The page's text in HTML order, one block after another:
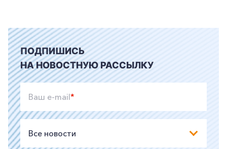
ПОДПИШИСЬ
НА НОВОСТНУЮ РАССЫЛКУ
Ваш e-mail*
Все новости